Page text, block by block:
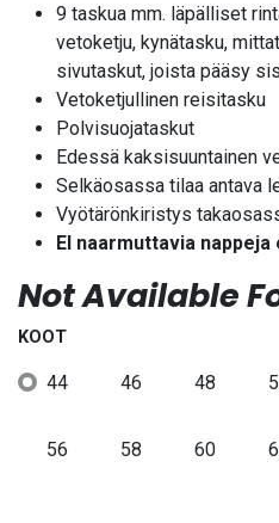
9 taskua mm. läpälliset
vetoketju, kynätasku,
sivutaskut, joista pääsy
Vetoketjullinen reisitasku
Polvisuojataskut
Edessä kaksisuuntainen
Selkäosassa tilaa antava
Vyötärönkiristys
EI naarmuttavia
Not Available
KOOT
44 46 48
56 58 60